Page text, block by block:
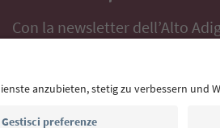
Con la newsletter dell’Alto